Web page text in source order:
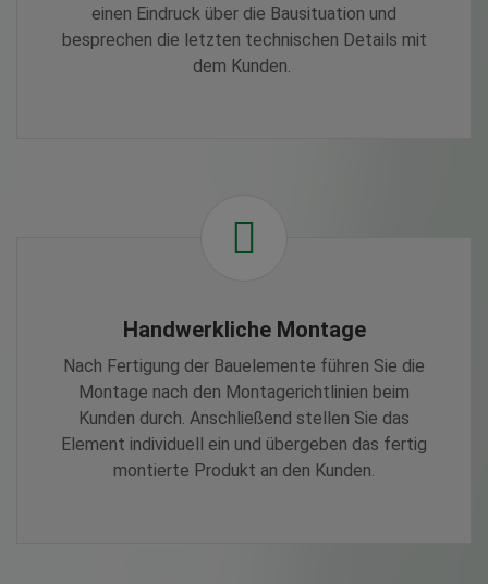
einen Eindruck über die Bausituation und
besprechen die letzten technischen Details mit
dem Kunden.
Handwerkliche Montage
Nach Fertigung der Bauelemente führen Sie die
Montage nach den Montagerichtlinien beim
Kunden durch. Anschließend stellen Sie das
Element individuell ein und übergeben das fertig
montierte Produkt an den Kunden.